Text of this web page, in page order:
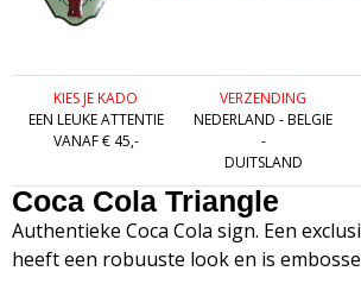
KIES JE KADO
EEN LEUKE ATTENTIE
VANAF € 45,-
VERZENDING
NEDERLAND - BELGIE
-
DUITSLAND
Coca Cola Triangle
Authentieke Coca Cola sign. Een
heeft een robuuste look en is